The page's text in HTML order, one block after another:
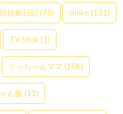
妊娠日記(75) chiiko (131)
TV Stick(1)
ぐっちゃんママ (106)
ん飯 (11)